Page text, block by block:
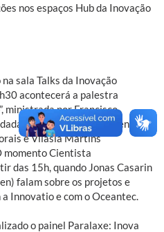
nos espaços Hub da Inovação
sala Talks da Inovação
acontecerá a palestra
ministrada por Francisco
de Conversa com Inventor,
e Vilásia Martins
momento Cientista
das 15h, quando Jonas Casarin
falam sobre os projetos e
Innovatio e com o Oceantec.
o painel Paralaxe: Inova